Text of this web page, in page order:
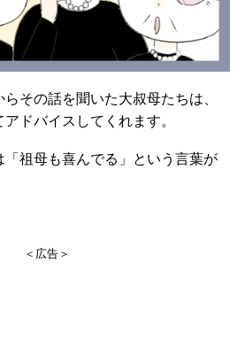
その話を聞いた大叔母たちは、
ドバイスしてくれます。
祖母も喜んでる」という言葉が
＜広告＞